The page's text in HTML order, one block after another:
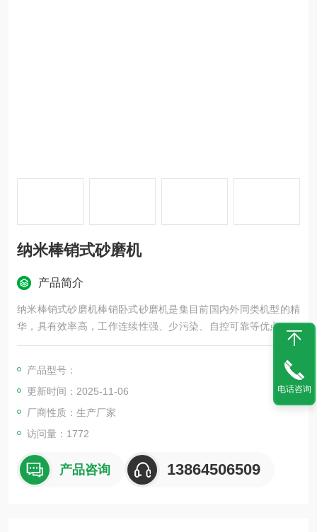
纳米棒销式砂磨机
产品简介
纳米棒销式砂磨机棒销卧式砂磨机是集目前国内外同类机型的精
华，具有效率高，工作连续性强、少污染、自控可靠等优点；该
机的研磨腔采用高耐磨材料；以压力为动力的机械活塞用于改变
产品型号：
更新时间：2025-11-06
厂商性质：生产厂家
访问量：1772
产品咨询 13864506509
电话咨询